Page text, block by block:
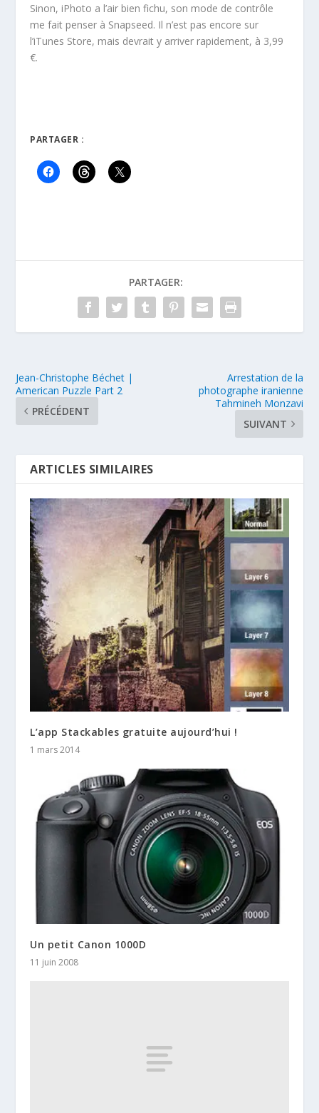
Sinon, iPhoto a l’air bien fichu, son mode de contrôle
me fait penser à Snapseed. Il n’est pas encore sur
l’iTunes Store, mais devrait y arriver rapidement, à 3,99
€.
PARTAGER :
PARTAGER:
Jean-Christophe Béchet |
American Puzzle Part 2
PRÉCÉDENT
Arrestation de la
photographe iranienne
Tahmineh Monzavi
SUIVANT
ARTICLES SIMILAIRES
L’app Stackables gratuite aujourd’hui !
1 mars 2014
Un petit Canon 1000D
11 juin 2008